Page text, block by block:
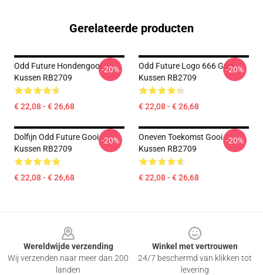
Gerelateerde producten
Odd Future Hondengooi
Kussen RB2709
€ 22,08 - € 26,68
-20%
Odd Future Logo 666 Gooi
Kussen RB2709
€ 22,08 - € 26,68
-20%
Dolfijn Odd Future Gooi
Kussen RB2709
€ 22,08 - € 26,68
-20%
Oneven Toekomst Gooi
Kussen RB2709
€ 22,08 - € 26,68
-20%
Wereldwijde verzending
Wij verzenden naar meer dan 200
landen
Winkel met vertrouwen
24/7 beschermd van klikken tot
levering